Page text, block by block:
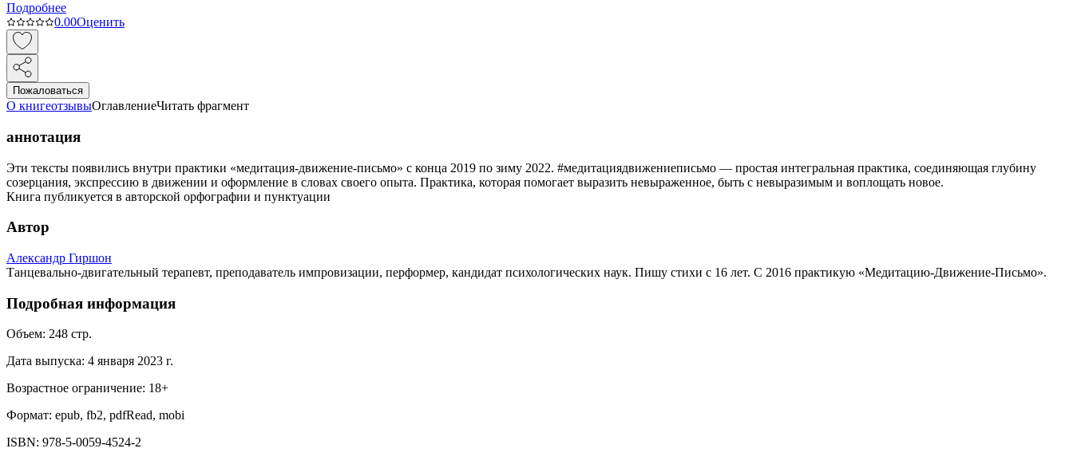
Подробнее
0.00Оценить
Пожаловаться
О книгеотзывыОглавлениеЧитать фрагмент
аннотация
Эти тексты появились внутри практики «медитация-движение-письмо» с конца 2019 по зиму 2022. #медитациядвижениеписьмо — простая интегральная практика, соединяющая глубину
созерцания, экспрессию в движении и оформление в словах своего опыта. Практика, которая помогает выразить невыраженное, быть с невыразимым и воплощать новое.
Книга публикуется в авторской орфографии и пунктуации
Автор
Александр Гиршон
Танцевально-двигательный терапевт, преподаватель импровизации, перформер, кандидат психологических наук. Пишу стихи с 16 лет. С 2016 практикую «Медитацию-Движение-Письмо».
Подробная информация
Объем: 248 стр.
Дата выпуска: 4 января 2023 г.
Возрастное ограничение: 18+
Формат: epub, fb2, pdfRead, mobi
ISBN: 978-5-0059-4524-2